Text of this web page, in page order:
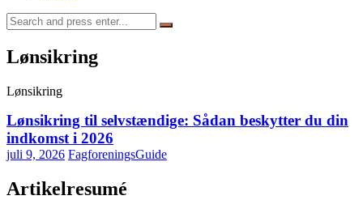
Search
for:
Lønsikring
Lønsikring
Lønsikring til selvstændige: Sådan beskytter du din
indkomst i 2026
juli 9, 2026 FagforeningsGuide
Artikelresumé